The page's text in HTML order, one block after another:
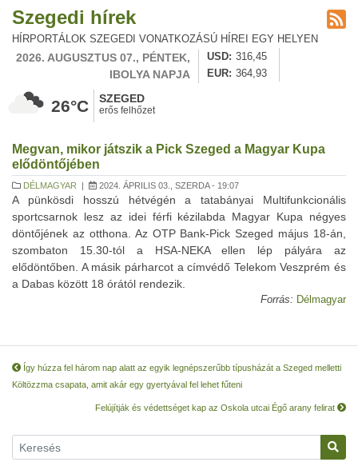
Szegedi hírek
HÍRPORTÁLOK SZEGEDI VONATKOZÁSÚ HÍREI EGY HELYEN
2026. AUGUSZTUS 07., PÉNTEK,
IBOLYA NAPJA
USD
316,45
EUR
364,93
26°C SZEGED
erős felhőzet
Megvan, mikor játszik a Pick Szeged a Magyar Kupa
elődöntőjében
DÉLMAGYAR | 2024. ÁPRILIS 03., SZERDA - 19:07
A pünkösdi hosszú hétvégén a tatabányai Multifunkcionális
sportcsarnok lesz az idei férfi kézilabda Magyar Kupa négyes
döntőjének az otthona. Az OTP Bank-Pick Szeged május 18-án,
szombaton 15.30-tól a HSA-NEKA ellen lép pályára az
elődöntőben. A másik párharcot a címvédő Telekom Veszprém és
a Dabas között 18 órától rendezik.
Forrás: Délmagyar
Így húzza fel három nap alatt az egyik legnépszerűbb típusházát a Szeged melletti
Költözzma csapata, amit akár egy gyertyával fel lehet fűteni
Felújítják és védettséget kap az Oskola utcai Égő arany felirat